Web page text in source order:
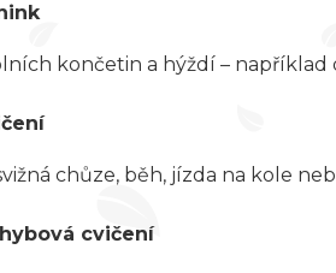
končetin a hýždí –
chůze, běh, jízda na kole
cvičení